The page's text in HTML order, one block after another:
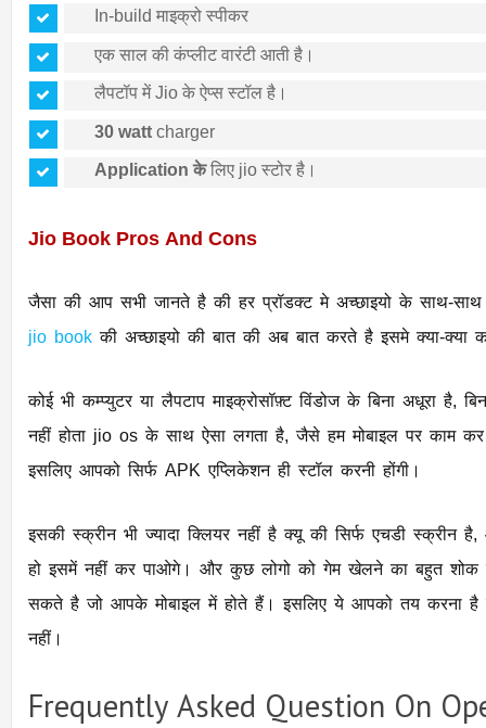
In-build माइक्रो स्पीकर
एक साल की कंप्लीट वारंटी आती है।
लैपटॉप में Jio के ऐप्स स्टॉल है।
30 watt charger
Application केलिए jio स्टोर है।
Jio Book Pros And Cons
जैसा की आप सभी जानते है की हर प्रॉडक्ट मे अच्छाइयो के साथ-
jio book की अच्छाइयो की बात की अब बात करते है इसमे क्या-क्या
कोई भी कम्प्युटर या लैपटाप माइक्रोसॉफ़्ट विंडोज के बिना अधूरा है, बिना windows के काम करने पर अच्छा
नहीं होता jio os के साथ ऐसा लगता है, जैसे हम मोबाइल पर काम कर रहे हों। क्यू की ये android लैपटाप है,
इसलिए आपको सिर्फ APK एप्लिकेशन ही स्टॉल करनी होंगी।
इसकी स्क्रीन भी ज्यादा क्लियर नहीं है क्यू की सिर्फ एचडी स्क्रीन है, आप जैसे windows मे muti
हो इसमें नहीं कर पाओगे। और कुछ लोगो को गेम खेलने का बहुत शोक होता है, तो इस OS पर वही गेम रन हो
सकते है जो आपके मोबाइल में होते हैं। इसलिए ये आपको तय करना है की ये लैपटाप आपके लिए उपयोगी है की
नहीं।
Frequently Asked Question On